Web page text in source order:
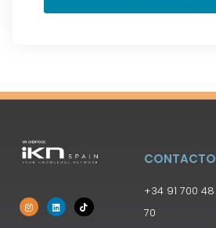
CONTACTO
+34 91 700 48
70